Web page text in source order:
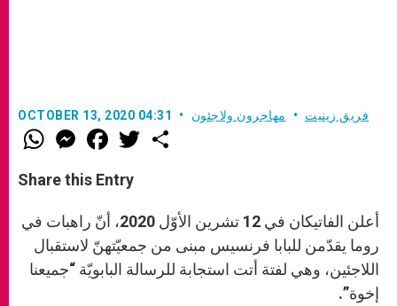
OCTOBER 13, 2020 04:31 فريق زينيت مهاجرون ولاجئون
W
h
t
s
p
p
M
e
s
e
g
e
r
F
a
e
b
o
k
w
r
Share this Entry
أعلن الفاتيكان في 12 تشرين الأوّل 2020، أنّ راهبات في
روما يقدّمن للبابا فرنسيس مبنى من جمعيّتهنّ لاستقبال
اللاجئين، وهي لفتة أتت استجابة للرسالة البابويّة “جميعنا
إخوة”.